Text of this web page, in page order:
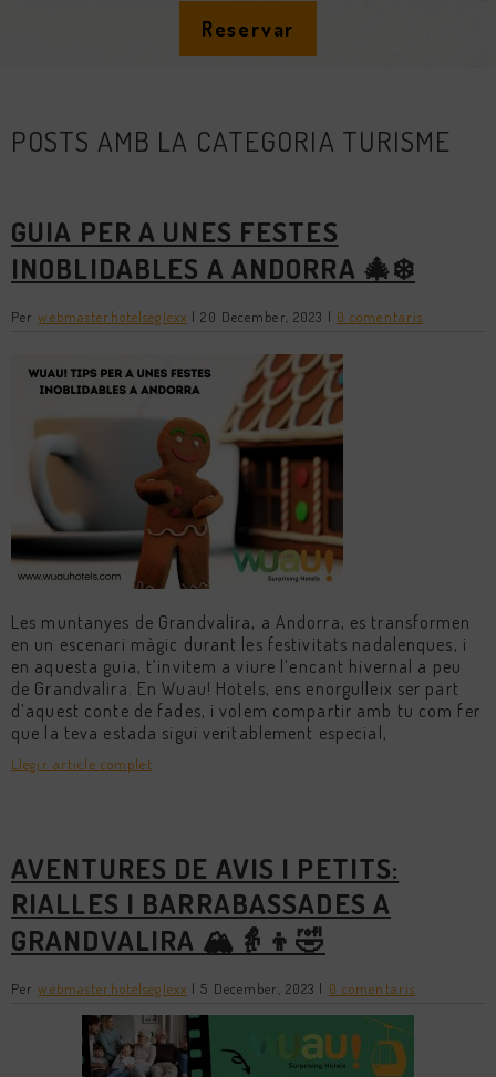
Reservar
POSTS AMB LA CATEGORIA TURISME
GUIA PER A UNES FESTES
INOBLIDABLES A ANDORRA 🎄❄️
Perwebmasterhotelseglexx |20 December, 2023 | 0 comentaris
Les muntanyes de Grandvalira, a Andorra, es transformen
en un escenari màgic durant les festivitats nadalenques, i
en aquesta guia, t’invitem a viure l’encant hivernal a peu
de Grandvalira. En Wuau! Hotels, ens enorgulleix ser part
d’aquest conte de fades, i volem compartir amb tu com fer
que la teva estada sigui veritablement especial,
Llegir article complet
AVENTURES DE AVIS I PETITS:
RIALLES I BARRABASSADES A
GRANDVALIRA 🏔️👵👦🤣
Perwebmasterhotelseglexx |5 December, 2023 | 0 comentaris